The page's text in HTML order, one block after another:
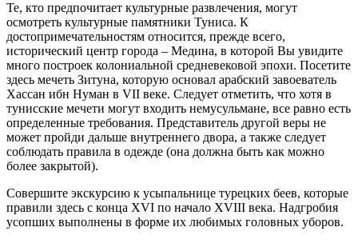
Те, кто предпочитает культурные развлечения, могут
осмотреть культурные памятники Туниса. К
достопримечательностям относится, прежде всего,
исторический центр города – Медина, в которой Вы увидите
много построек колониальной средневековой эпохи. Посетите
здесь мечеть Зитуна, которую основал арабский завоеватель
Хассан ибн Нуман в VII веке. Следует отметить, что хотя в
тунисские мечети могут входить немусульмане, все равно есть
определенные требования. Представитель другой веры не
может пройди дальше внутреннего двора, а также следует
соблюдать правила в одежде (она должна быть как можно
более закрытой).
Совершите экскурсию к усыпальнице турецких беев, которые
правили здесь с конца XVI по начало XVIII века. Надгробия
усопших выполнены в форме их любимых головных уборов.